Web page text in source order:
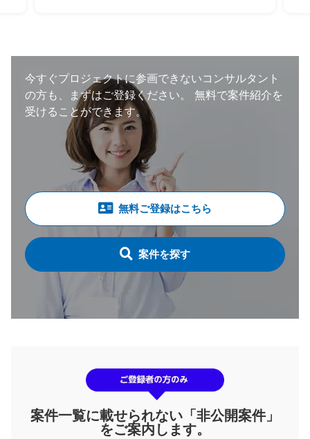
働20～30％想定
今すぐプロジェクトに参画できないコンサルタント
の方も、まずはご登録ください。
無料で案件紹介を
受けることができます。
無料ご登録はこちら
案件を探す
案件一覧に載せられない「非公開案件」
をご案内します。